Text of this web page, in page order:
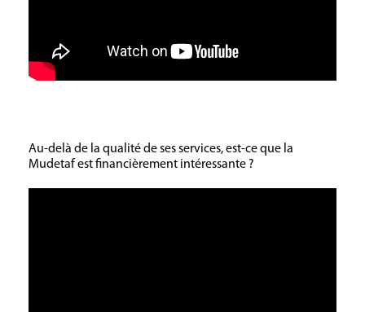
Au-delà de la qualité de ses services, est-ce que la
Mudetaf est financièrement intéressante ?